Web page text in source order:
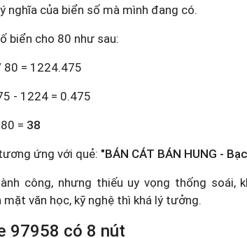
nghĩa của biển số mà mình đang có.
biển cho 80 như sau:
= 1224.475
- 1224 = 0.475
= 38
ứng với quẻ: "BÁN CÁT BÁN HUNG -
công, nhưng thiếu uy vọng thống soái,
văn học, kỹ nghệ thì khá lý tưởng.
97958 có 8 nút